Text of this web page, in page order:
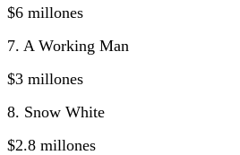
$6 millones
7. A Working Man
$3 millones
8. Snow White
$2.8 millones